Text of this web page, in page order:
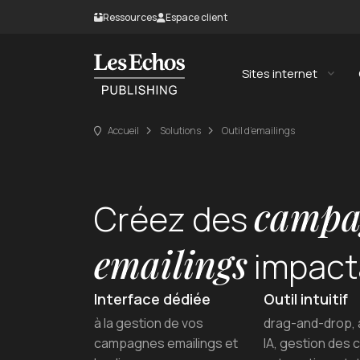
Ressources
Blog
Livres blancs
Ateliers
Espace client
Espace abonné
Fichier de routageSites internet
Accueil Solutions Outil d’emailings
Créez des
emailings
Interface dédiée
à la gestion de vos
campagnes emailings et
Outil intuitif
drag-and-drop,
IA, gestion des